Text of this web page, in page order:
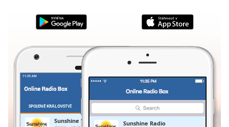
Duration-:-
0.00%
Stream
TypeLIVE
Seek to
LIVE
SPOJENÉ KRÁLOVSTVÍ
Sunshine Radio Sunshine Radio